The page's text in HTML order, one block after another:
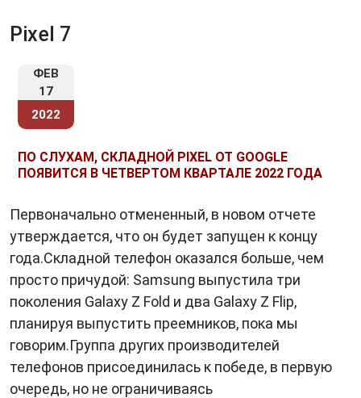
Pixel 7
ФЕВ
17
2022
ПО СЛУХАМ, СКЛАДНОЙ PIXEL ОТ GOOGLE
ПОЯВИТСЯ В ЧЕТВЕРТОМ КВАРТАЛЕ 2022 ГОДА
Первоначально отмененный, в новом отчете
утверждается, что он будет запущен к концу
года.Складной телефон оказался больше, чем
просто причудой: Samsung выпустила три
поколения Galaxy Z Fold и два Galaxy Z Flip,
планируя выпустить преемников, пока мы
говорим.Группа других производителей
телефонов присоединилась к победе, в первую
очередь, но не ограничиваясь